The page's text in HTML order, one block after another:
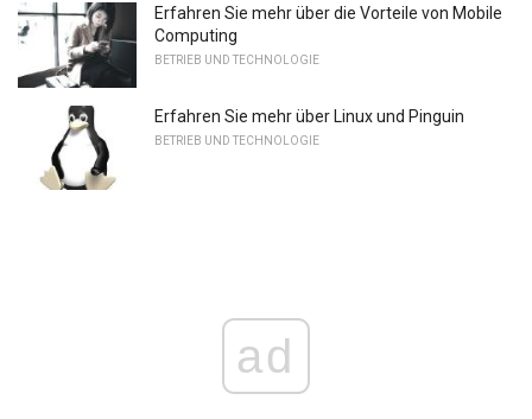
Erfahren Sie mehr über die Vorteile von Mobile
Computing
BETRIEB UND TECHNOLOGIE
Erfahren Sie mehr über Linux und Pinguin
BETRIEB UND TECHNOLOGIE
ad